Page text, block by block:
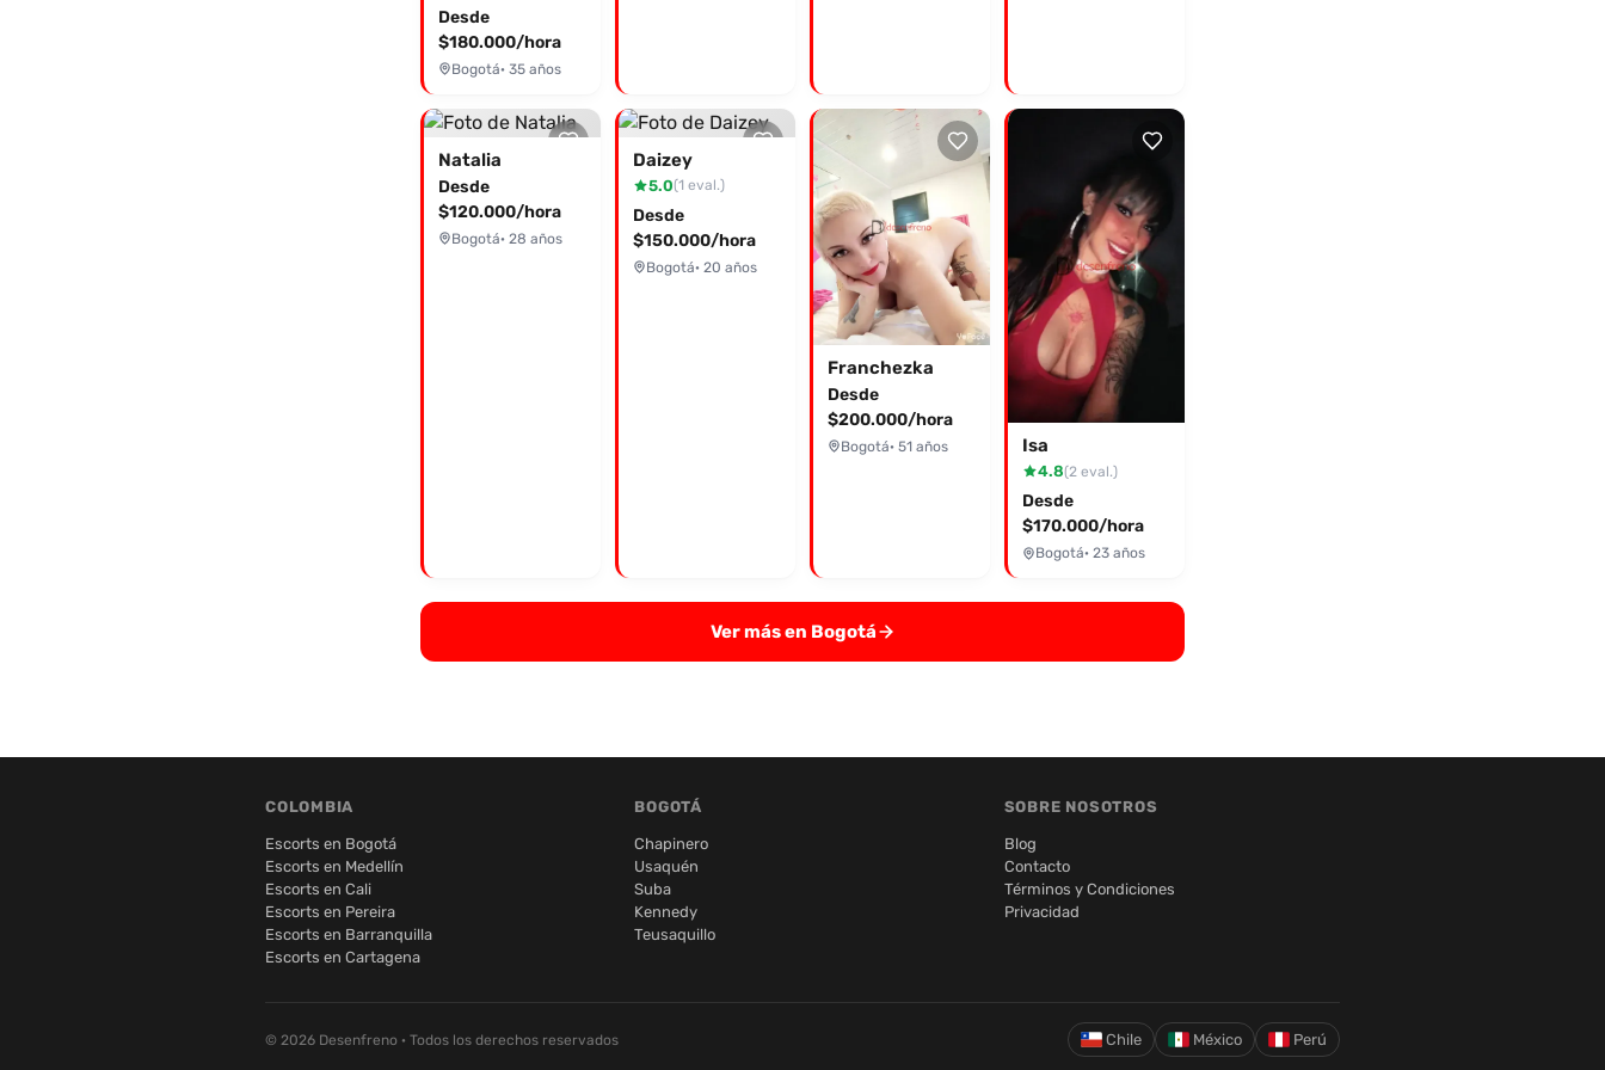
Desde
$180.000/hora
Bogotá· 35 años
Natalia
Desde
$120.000/hora
Bogotá· 28 años
Daizey
5.0(1 eval.)
Desde
$150.000/hora
Bogotá· 20 años
Franchezka
Desde
$200.000/hora
Bogotá· 51 años Isa
4.8(2 eval.)
Desde
$170.000/hora
Bogotá· 23 años
Ver más en Bogotá
COLOMBIA
Escorts en Bogotá
Escorts en Medellín
Escorts en Cali
Escorts en Pereira
Escorts en Barranquilla
Escorts en Cartagena
BOGOTÁ
Chapinero
Usaquén
Suba
Kennedy
Teusaquillo
SOBRE NOSOTROS
Blog
Contacto
Términos y Condiciones
Privacidad
© 2026 Desenfreno · Todos los derechos reservados Chile México Perú